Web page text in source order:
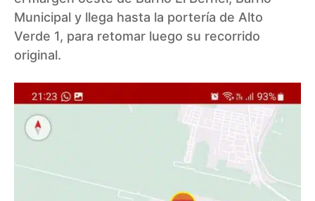
Municipal y llega hasta la portería de Alto
Verde 1, para retomar luego su recorrido
original.